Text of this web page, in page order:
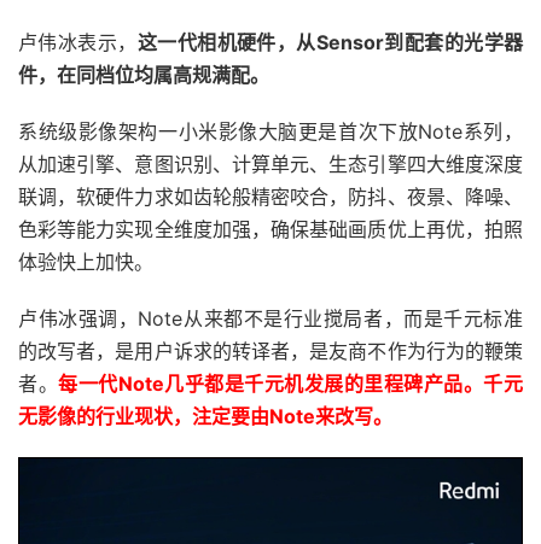
卢伟冰表示， 这一代相机硬件，从Sensor到配套的光学器
件，在同档位均属高规满配。
系统级影像架构一小米影像大脑更是首次下放Note系列，
从加速引擎、意图识别、计算单元、生态引擎四大维度深度
联调，软硬件力求如齿轮般精密咬合，防抖、夜景、降噪、
色彩等能力实现全维度加强，确保基础画质优上再优，拍照
体验快上加快。
卢伟冰强调，Note从来都不是行业搅局者，而是千元标准
的改写者，是用户诉求的转译者，是友商不作为行为的鞭策
者。每一代Note几乎都是千元机发展的里程碑产品。千元
无影像的行业现状，注定要由Note来改写。